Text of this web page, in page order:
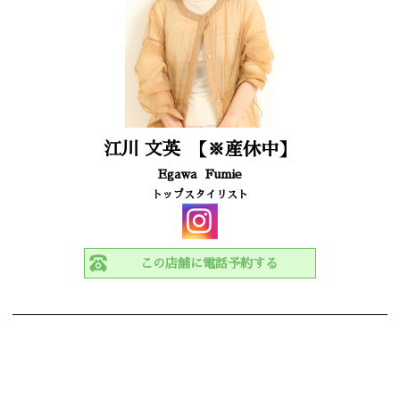
江川 文英 【※産休中】
Egawa Fumie
トップスタイリスト
この店舗に電話予約する